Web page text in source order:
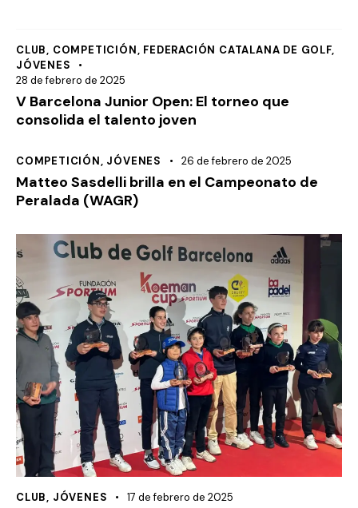
CLUB, COMPETICIÓN, FEDERACIÓN CATALANA DE GOLF,
JÓVENES
28 de febrero de 2025
V Barcelona Junior Open: El torneo que
consolida el talento joven
COMPETICIÓN, JÓVENES 26 de febrero de 2025
Matteo Sasdelli brilla en el Campeonato de
Peralada (WAGR)
CLUB, JÓVENES 17 de febrero de 2025